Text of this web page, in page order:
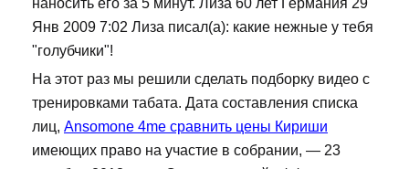
наносить его за 5 минут. Лиза 60 лет Германия 29
Янв 2009 7:02 Лиза писал(а): какие нежные у тебя
"голубчики"!
На этот раз мы решили сделать подборку видео с
тренировками табата. Дата составления списка
лиц, Ansomone 4me сравнить цены Кириши
имеющих право на участие в собрании, — 23